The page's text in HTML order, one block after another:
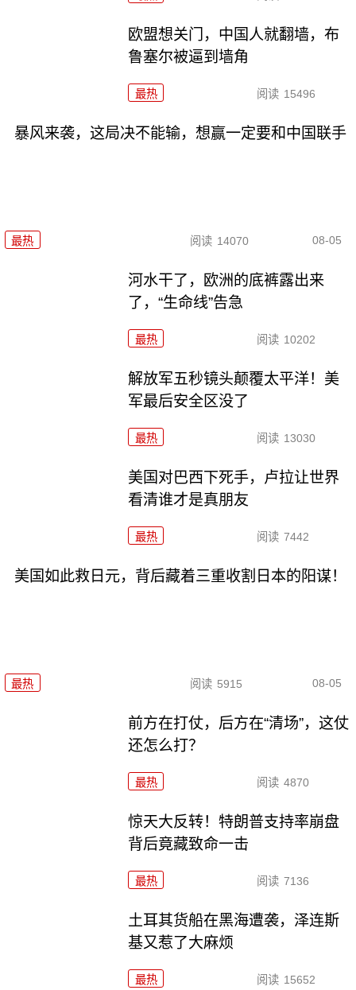
欧盟想关门，中国人就翻墙，布
鲁塞尔被逼到墙角
最热 阅读 15496
暴风来袭，这局决不能输，想赢一定要和中国联手
最热 阅读 14070 08-05
河水干了，欧洲的底裤露出来
了，“生命线”告急
最热 阅读 10202
解放军五秒镜头颠覆太平洋！美
军最后安全区没了
最热 阅读 13030
美国对巴西下死手，卢拉让世界
看清谁才是真朋友
最热 阅读 7442
美国如此救日元，背后藏着三重收割日本的阳谋！
最热 阅读 5915 08-05
前方在打仗，后方在“清场”，这仗
还怎么打？
最热 阅读 4870
惊天大反转！特朗普支持率崩盘
背后竟藏致命一击
最热 阅读 7136
土耳其货船在黑海遭袭，泽连斯
基又惹了大麻烦
最热 阅读 15652